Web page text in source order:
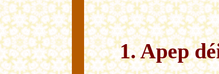
1. Apep